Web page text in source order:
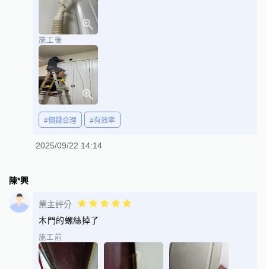
施工後
#價錢合理 #有效率
2025/09/22 14:14
陳*興
業主評分
木門的螺絲掉了
施工前